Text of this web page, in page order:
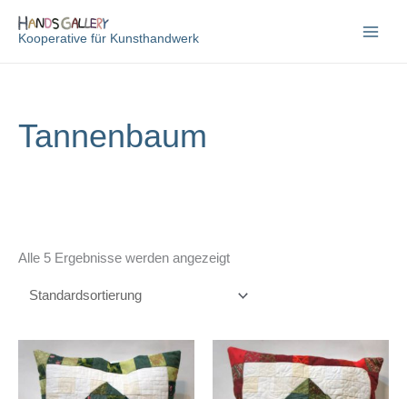
InhaltKooperative für Kunsthandwerk
Tannenbaum
Alle 5 Ergebnisse werden angezeigt